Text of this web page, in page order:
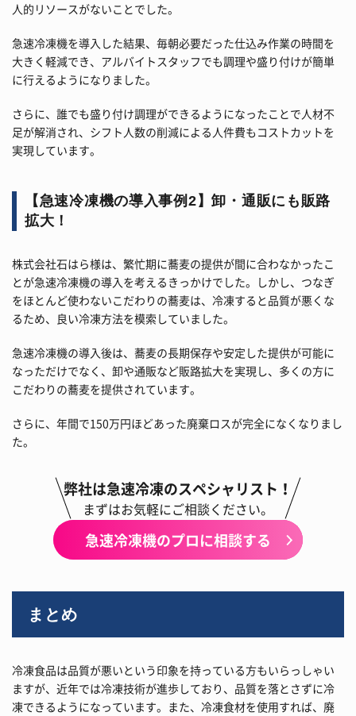
人的リソースがないことでした。
急速冷凍機を導入した結果、毎朝必要だった仕込み作業の時間を
大きく軽減でき、アルバイトスタッフでも調理や盛り付けが簡単
に行えるようになりました。
さらに、誰でも盛り付け調理ができるようになったことで人材不
足が解消され、シフト人数の削減による人件費もコストカットを
実現しています。
【急速冷凍機の導入事例2】卸・通販にも販路
拡大！
株式会社石はら様は、繁忙期に蕎麦の提供が間に合わなかったこ
とが急速冷凍機の導入を考えるきっかけでした。しかし、つなぎ
をほとんど使わないこだわりの蕎麦は、冷凍すると品質が悪くな
るため、良い冷凍方法を模索していました。
急速冷凍機の導入後は、蕎麦の長期保存や安定した提供が可能に
なっただけでなく、卸や通販など販路拡大を実現し、多くの方に
こだわりの蕎麦を提供されています。
さらに、年間で150万円ほどあった廃棄ロスが完全になくなりまし
た。
弊社は急速冷凍のスペシャリスト！
まずはお気軽にご相談ください。
急速冷凍機のプロに相談する
まとめ
冷凍食品は品質が悪いという印象を持っている方もいらっしゃい
ますが、近年では冷凍技術が進歩しており、品質を落とさずに冷
凍できるようになっています。また、冷凍食材を使用すれば、廃